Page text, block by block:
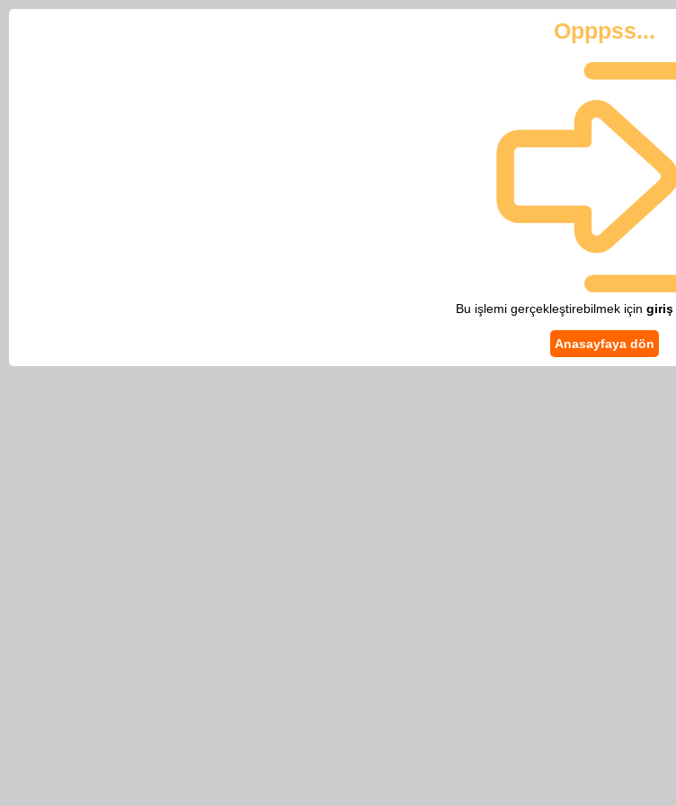
Opppss...
Bu işlemi gerçekleştirebilmek için giriş
Anasayfaya dön